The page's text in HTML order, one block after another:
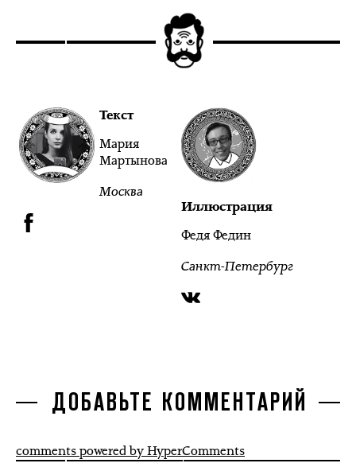
Текст
Мария
Мартынова
Москва
Иллюстрация
Федя Федин
Санкт-Петербург
ДОБАВЬТЕ КОММЕНТАРИЙ
comments powered by HyperComments